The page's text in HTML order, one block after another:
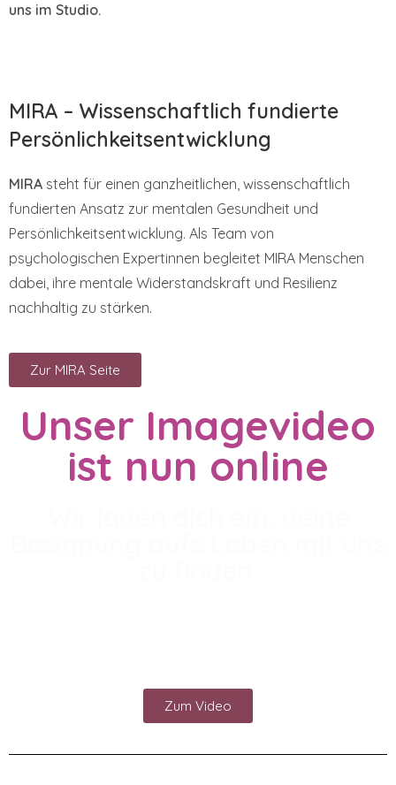
uns im Studio.
MIRA – Wissenschaftlich fundierte
Persönlichkeitsentwicklung
MIRA steht für einen ganzheitlichen, wissenschaftlich
fundierten Ansatz zur mentalen Gesundheit und
Persönlichkeitsentwicklung. Als Team von
psychologischen Expertinnen begleitet MIRA Menschen
dabei, ihre mentale Widerstandskraft und Resilienz
nachhaltig zu stärken.
Zur MIRA Seite
Unser Imagevideo
ist nun online
Zum Video